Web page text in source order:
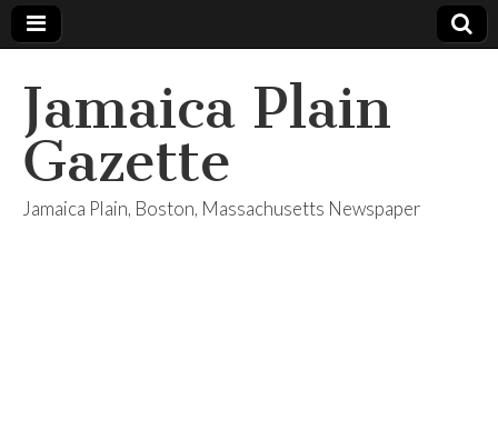
Jamaica Plain
Gazette
Jamaica Plain, Boston, Massachusetts Newspaper